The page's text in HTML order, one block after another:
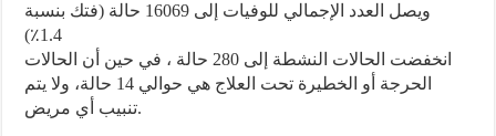
ويصل العدد الإجمالي للوفيات إلى 16069 حالة (فتك بنسبة
1.4٪)
انخفضت الحالات النشطة إلى 280 حالة ، في حين أن الحالات
الحرجة أو الخطيرة تحت العلاج هي حوالي 14 حالة، ولا يتم
تنبيب أي مريض.